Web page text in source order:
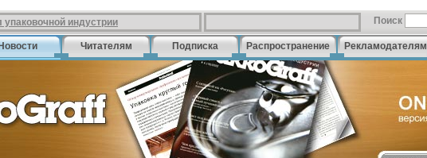
индустрии Поиск
Новости Читателям Подписка Распространение Рекламодателям